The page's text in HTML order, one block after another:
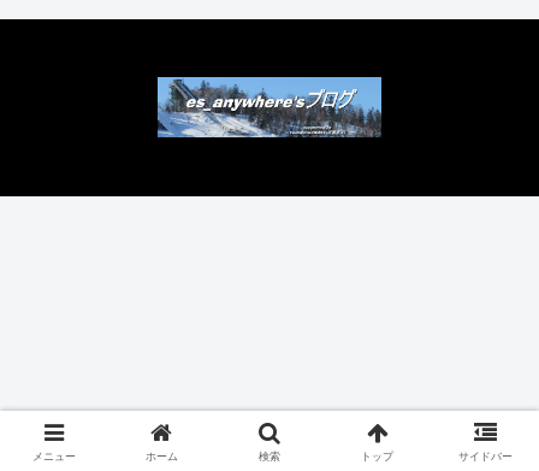
メニュー ホーム 検索 トップ サイドバー